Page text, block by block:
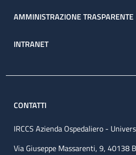
AMMINISTRAZIONE TRASPARENTE
INTRANET
CONTATTI
IRCCS Azienda Ospedaliero -
Via Giuseppe Massarenti, 9, 40138